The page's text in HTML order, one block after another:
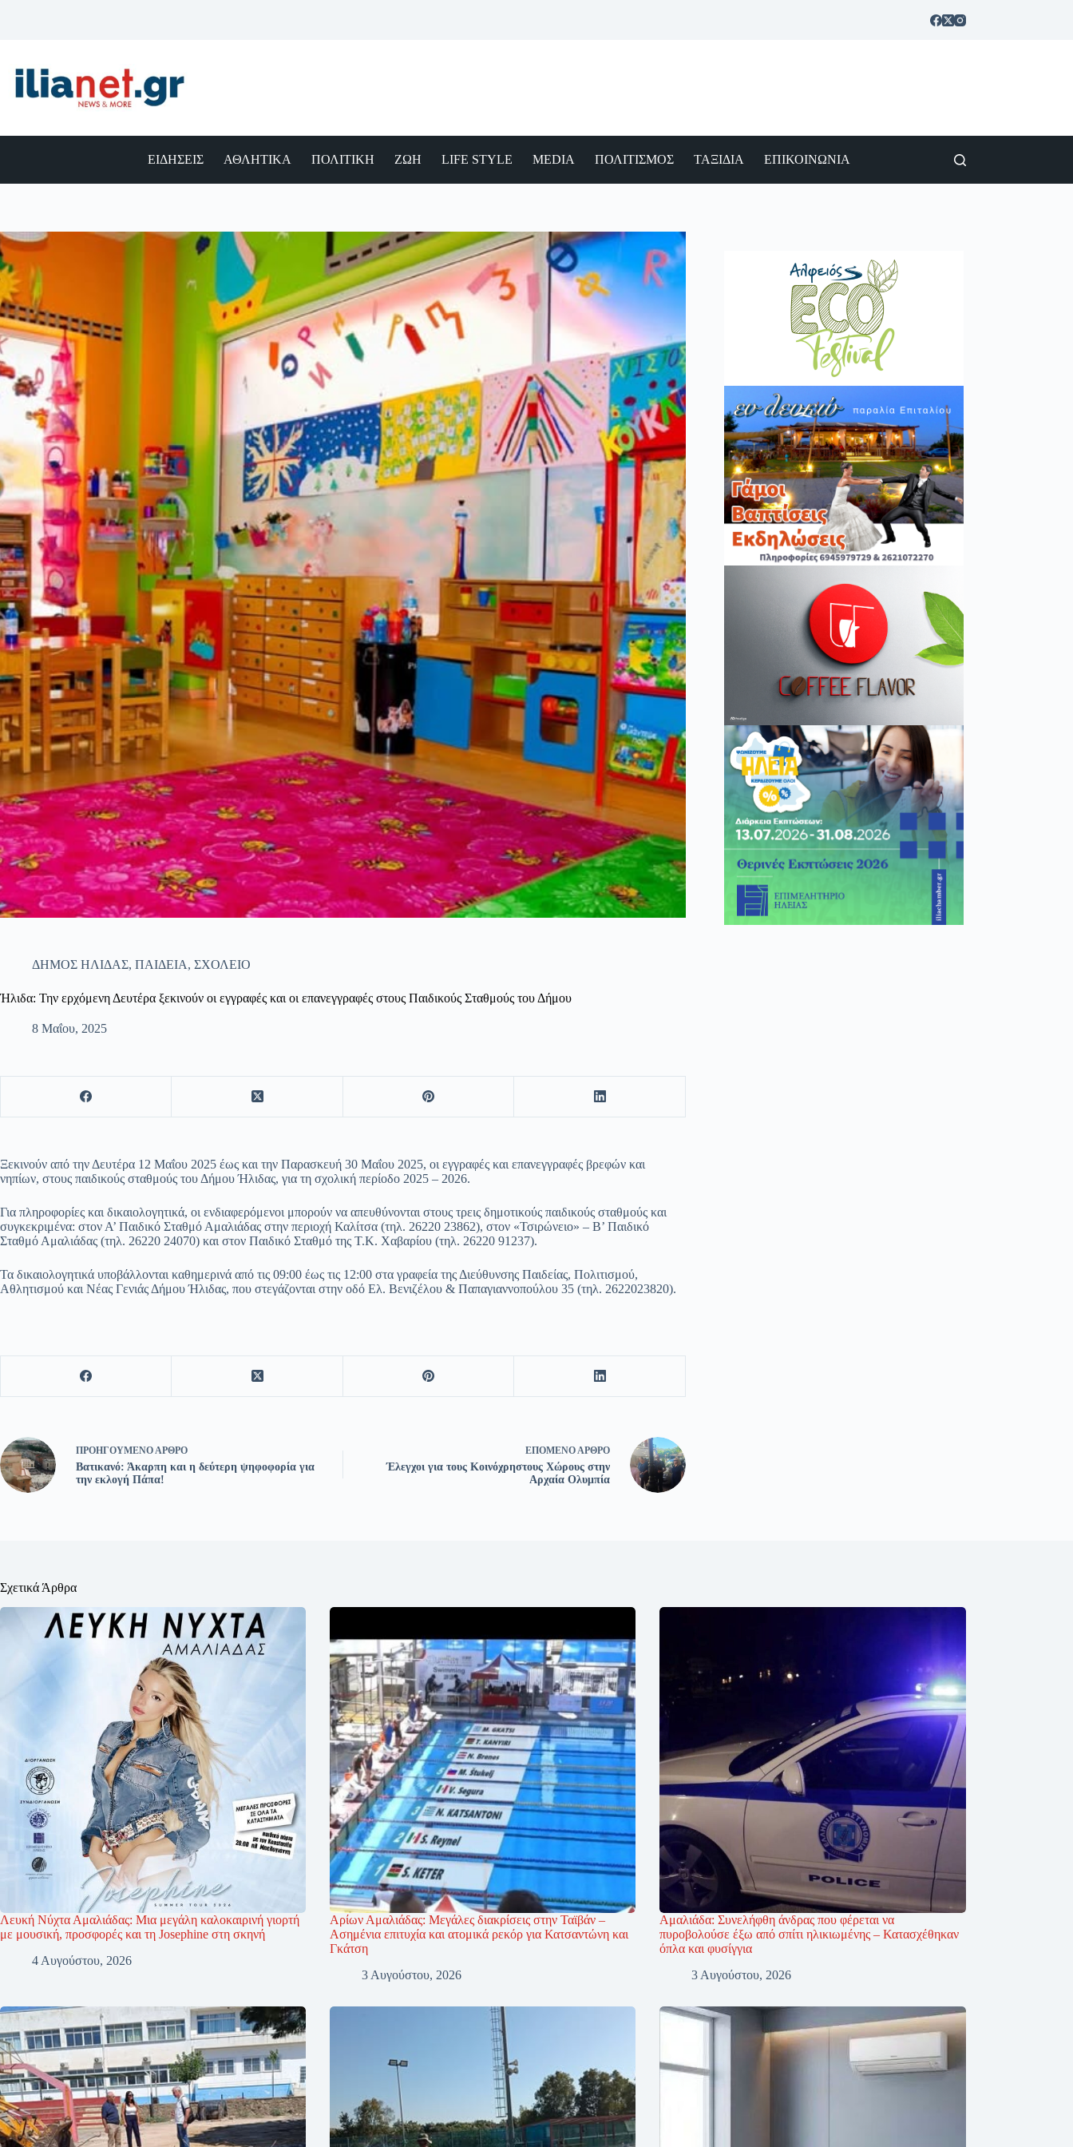
ΕΙΔΗΣΕΙΣ ΑΘΛΗΤΙΚΑ ΠΟΛΙΤΙΚΗ ΖΩΗ LIFE STYLE MEDIA ΠΟΛΙΤΙΣΜΟΣ ΤΑΞΙΔΙΑ ΕΠΙΚΟΙΝΩΝΙΑ
ΔΗΜΟΣ ΗΛΙΔΑΣ, ΠΑΙΔΕΙΑ, ΣΧΟΛΕΙΟ
Ήλιδα: Την ερχόμενη Δευτέρα ξεκινούν οι εγγραφές και οι επανεγγραφές στους Παιδικούς Σταθμούς του Δήμου
8 Μαΐου, 2025
Ξεκινούν από την Δευτέρα 12 Μαΐου 2025 έως και την Παρασκευή 30 Μαΐου 2025, οι εγγραφές και επανεγγραφές βρεφών και
νηπίων, στους παιδικούς σταθμούς του Δήμου Ήλιδας, για τη σχολική περίοδο 2025 – 2026.
Για πληροφορίες και δικαιολογητικά, οι ενδιαφερόμενοι μπορούν να απευθύνονται στους τρεις δημοτικούς παιδικούς σταθμούς και
συγκεκριμένα: στον Α’ Παιδικό Σταθμό Αμαλιάδας στην περιοχή Καλίτσα (τηλ. 26220 23862), στον «Τσιρώνειο» – Β’ Παιδικό
Σταθμό Αμαλιάδας (τηλ. 26220 24070) και στον Παιδικό Σταθμό της Τ.Κ. Χαβαρίου (τηλ. 26220 91237).
Τα δικαιολογητικά υποβάλλονται καθημερινά από τις 09:00 έως τις 12:00 στα γραφεία της Διεύθυνσης Παιδείας, Πολιτισμού,
Αθλητισμού και Νέας Γενιάς Δήμου Ήλιδας, που στεγάζονται στην οδό Ελ. Βενιζέλου & Παπαγιαννοπούλου 35 (τηλ. 2622023820).
ΠΡΟΗΓΟΎΜΕΝΟΆΡΘΡΟ
Βατικανό: Άκαρπη και η δεύτερη ψηφοφορία για
την εκλογή Πάπα!
ΕΠΌΜΕΝΟΆΡΘΡΟ
Έλεγχοι για τους Κοινόχρηστους Χώρους στην
Αρχαία Ολυμπία
Σχετικά Άρθρα
Λευκή Νύχτα Αμαλιάδας: Μια μεγάλη καλοκαιρινή γιορτή
με μουσική, προσφορές και τη Josephine στη σκηνή
4 Αυγούστου, 2026
Αρίων Αμαλιάδας: Μεγάλες διακρίσεις στην Ταϊβάν –
Ασημένια επιτυχία και ατομικά ρεκόρ για Κατσαντώνη και
Γκάτση
3 Αυγούστου, 2026
Αμαλιάδα: Συνελήφθη άνδρας που φέρεται να
πυροβολούσε έξω από σπίτι ηλικιωμένης – Κατασχέθηκαν
όπλα και φυσίγγια
3 Αυγούστου, 2026